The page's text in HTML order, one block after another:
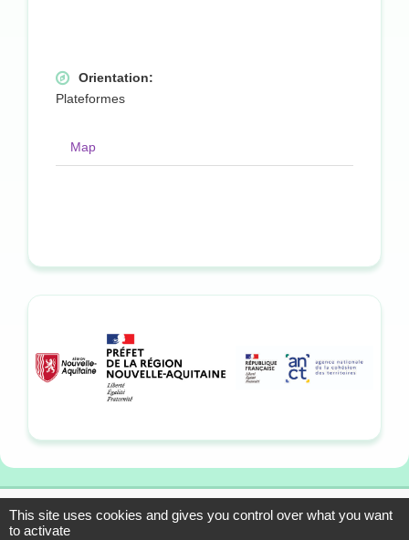
Orientation:
Plateformes
Map
13-15 allée du Colonel
Mentions légales
This site uses cookies and gives you control over what you want
to activate